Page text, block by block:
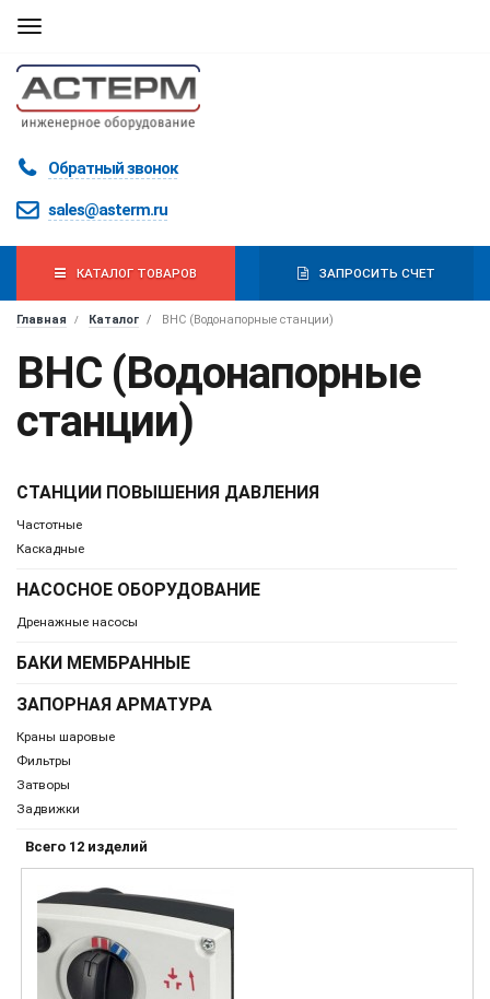
Мобильная
Обратный звонок
sales@asterm.ru
КАТАЛОГ ТОВАРОВ ЗАПРОСИТЬ СЧЕТ
Главная Каталог ВНС (Водонапорные станции)
ВНС (Водонапорные
станции)
СТАНЦИИ ПОВЫШЕНИЯ ДАВЛЕНИЯ
Частотные
Каскадные
НАСОСНОЕ ОБОРУДОВАНИЕ
Дренажные насосы
БАКИ МЕМБРАННЫЕ
ЗАПОРНАЯ АРМАТУРА
Краны шаровые
Фильтры
Затворы
Задвижки
Всего 12 изделий